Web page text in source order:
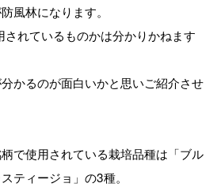
風林になります。
れているものかは分かりかねます
かるのが面白いかと思いご紹介させ
で使用されている栽培品種は「ブル
ティージョ」の3種。